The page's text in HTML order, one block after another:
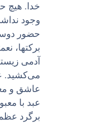
خدا. هیچ
وجود
حضور
برکتها،
آدمى
می‌کشید.
عاشق و
عبد با
برگرد